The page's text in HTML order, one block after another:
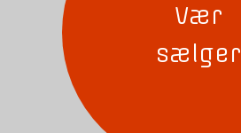
Vær
sælger